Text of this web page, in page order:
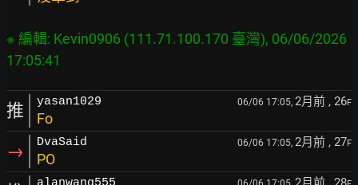
※ 編輯: Kevin0906 (111.71.100.170 臺灣), 06/06/2026
推 yasan1029 06/06 17:05, 2月前 , 26F
Fo
→ DvaSaid 06/06 17:05, 2月前 , 27F
PO